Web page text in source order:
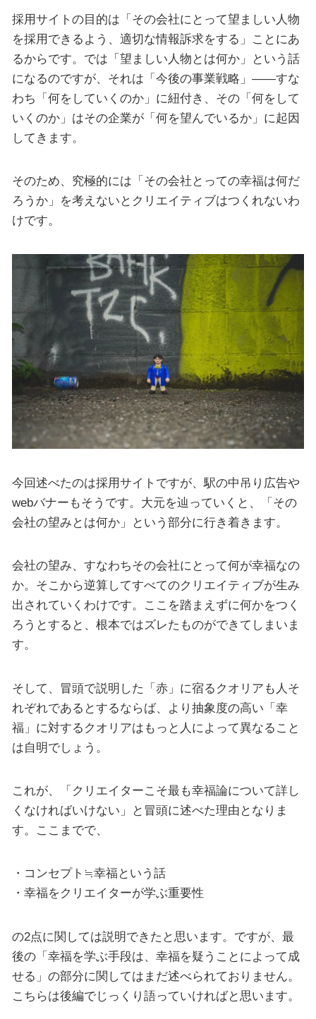
採用サイトの目的は「その会社にとって望ましい人物
を採用できるよう、適切な情報訴求をする」ことにあ
るからです。では「望ましい人物とは何か」という話
になるのですが、それは「今後の事業戦略」——すな
わち「何をしていくのか」に紐付き、その「何をして
いくのか」はその企業が「何を望んでいるか」に起因
してきます。
そのため、究極的には「その会社とっての幸福は何だ
ろうか」を考えないとクリエイティブはつくれないわ
けです。
今回述べたのは採用サイトですが、駅の中吊り広告や
webバナーもそうです。大元を辿っていくと、「その
会社の望みとは何か」という部分に行き着きます。
会社の望み、すなわちその会社にとって何が幸福なの
か。そこから逆算してすべてのクリエイティブが生み
出されていくわけです。ここを踏まえずに何かをつく
ろうとすると、根本ではズレたものができてしまいま
す。
そして、冒頭で説明した「赤」に宿るクオリアも人そ
れぞれであるとするならば、より抽象度の高い「幸
福」に対するクオリアはもっと人によって異なること
は自明でしょう。
これが、「クリエイターこそ最も幸福論について詳し
くなければいけない」と冒頭に述べた理由となりま
す。ここまでで、
・コンセプト≒幸福という話
・幸福をクリエイターが学ぶ重要性
の2点に関しては説明できたと思います。ですが、最
後の「幸福を学ぶ手段は、幸福を疑うことによって成
せる」の部分に関してはまだ述べられておりません。
こちらは後編でじっくり語っていければと思います。